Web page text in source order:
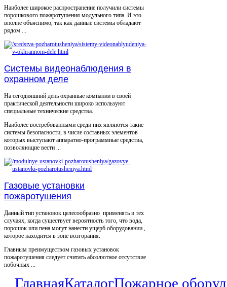
Наиболее широкое распространение получили системы
порошкового пожаротушения модульного типа. И это
вполне объяснимо, так как данные системы обладают
рядом ...
Системы видеонаблюдения в
охранном деле
На сегодняшний день охранные компании в своей
практической деятельности широко используют
специальные технические средства.
Наиболее востребованными среди них являются такие
системы безопасности, в числе составных элементов
которых выступают аппаратно-программные средства,
позволяющие вести ...
Газовые установки
пожаротушения
Данный тип установок целесообразно применять в тех
случаях, когда существует вероятность того, что вода,
порошок или пена могут нанести ущерб оборудовании.,
которое находится в зоне возгорания.
Главным преимуществом газовых установок
пожаротушения следует считать абсолютное отсутствие
побочных ...
ГлавнаяКаталогПожарное